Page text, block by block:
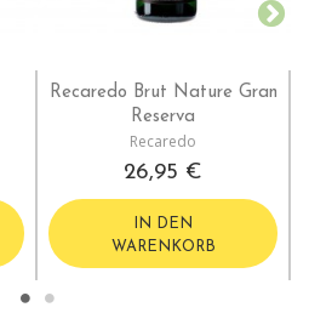
Recaredo Brut Nature Gran
Reserva
Recaredo
26,95 €
IN DEN
WARENKORB